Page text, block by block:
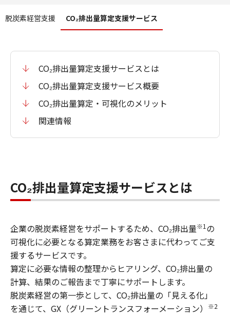
脱炭素経営支援 CO₂排出量算定支援サービス
CO₂排出量算定支援サービスとは
CO₂排出量算定支援サービス概要
CO₂排出量算定・可視化のメリット
関連情報
CO₂排出量算定支援サービスとは
企業の脱炭素経営をサポートするため、CO₂排出量※1 の
可視化に必要となる算定業務をお客さまに代わってご支
援するサービスです。
算定に必要な情報の整理からヒアリング、CO₂排出量の
計算、結果のご報告まで丁寧にサポートします。
脱炭素経営の第一歩として、CO₂排出量の「見える化」
を通じて、GX（グリーントランスフォーメーション）
※2